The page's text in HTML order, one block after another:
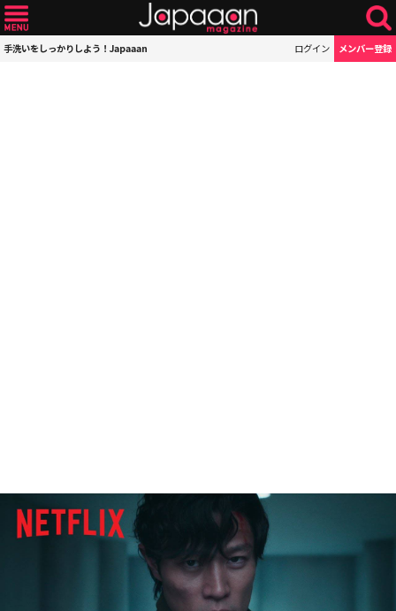
手洗いをしっかりしよう！Japaaan ログイン メンバー登録